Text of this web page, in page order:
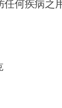
任何疾病之